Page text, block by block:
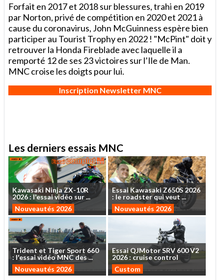
Forfait en 2017 et 2018 sur blessures, trahi en 2019
par Norton, privé de compétition en 2020 et 2021 à
cause du coronavirus, John McGuinness espère bien
participer au Tourist Trophy en 2022 ! "McPint" doit y
retrouver la Honda Fireblade avec laquelle il a
remporté 12 de ses 23 victoires sur l’Ile de Man.
MNC croise les doigts pour lui.
Inscription Newsletter MNC
Les derniers essais MNC
Kawasaki NinjaZX-10R
2026: l'essaividéo sur...
Nouveautés 2026
Essai KawasakiZ650S 2026
: le roadsterquiveut ...
Nouveautés 2026
Trident et TigerSport 660
: l'essaividéoMNCdes...
Nouveautés 2026
EssaiQJMotorSRV 600V2
2026 : cruise control
Custom